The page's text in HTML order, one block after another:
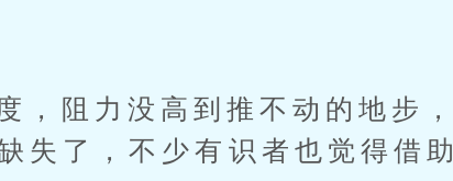
力没高到推不动的地步，
失了，不少有识者也觉得借助